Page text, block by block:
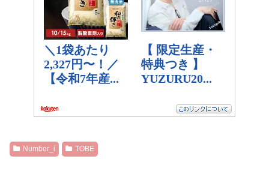
Number_i TOBE